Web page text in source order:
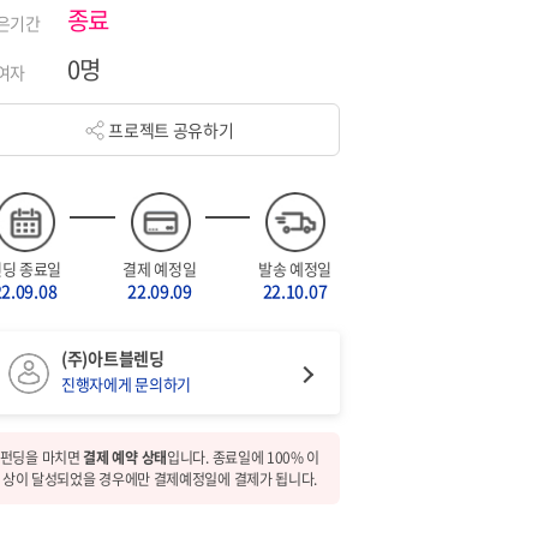
기간 종료
자 0명
프로젝트 공유하기
종료일 결제 예정일
22.09.09
발송 예정일
22.10.07
(주)아트블렌딩
진행자에게 문의하기
펀딩을 마치면결제 예약 상태입니다. 종료일에 100% 이
상이 달성되었을 경우에만 결제예정일에 결제가 됩니다.